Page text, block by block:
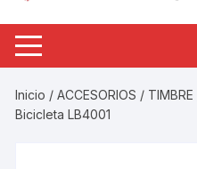
Inicio /ACCESORIOS / TIMBRE
Bicicleta LB4001